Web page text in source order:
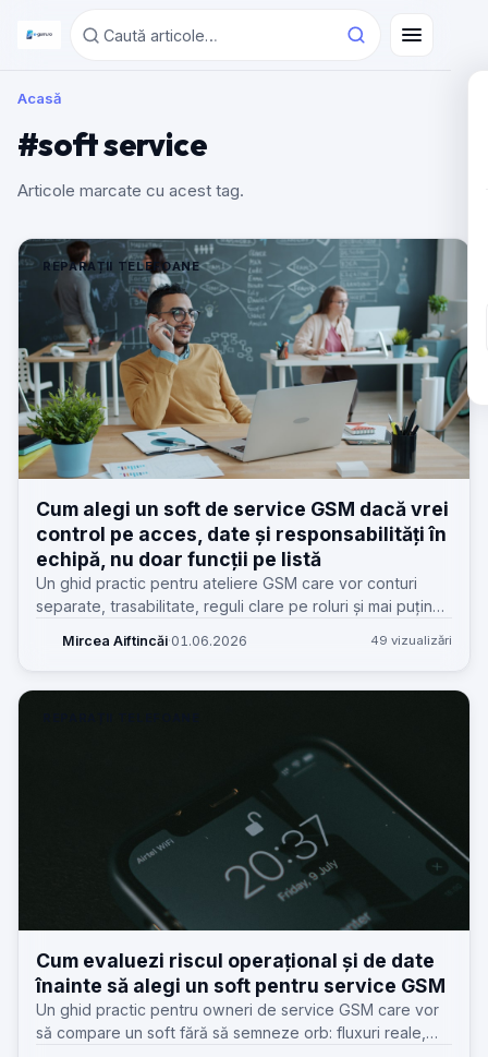
Acasă
#soft service
Articole marcate cu acest tag.
REPARAȚII TELEFOANE
Cum alegi un soft de service GSM dacă vrei
control pe acces, date și responsabilități în
echipă, nu doar funcții pe listă
Un ghid practic pentru ateliere GSM care vor conturi
separate, trasabilitate, reguli clare pe roluri și mai puține
Mircea Aiftincăi·01.06.2026 49 vizualizări
Cum evaluezi riscul operațional și de date
înainte să alegi un soft pentru service GSM
Un ghid practic pentru owneri de service GSM care vor
să compare un soft fără să semneze orb: fluxuri reale,